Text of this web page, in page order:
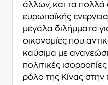
άλλων, και τα πολλά
ευρωπαϊκής
μεγάλα διλήμματα
οικονομίες που
καύσιμα με
πολιτικές
ρόλο της Κίνας